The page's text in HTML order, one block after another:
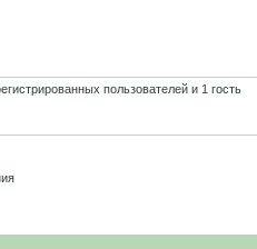
пользователей и 1 гость